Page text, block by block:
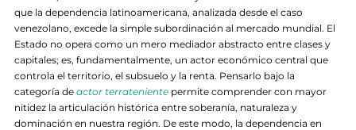
que la dependencia latinoamericana, analizada desde el caso
venezolano, excede la simple subordinación al mercado mundial. El
Estado no opera como un mero mediador abstracto entre clases y
capitales; es, fundamentalmente, un actor económico central que
controla el territorio, el subsuelo y la renta. Pensarlo bajo la
categoría de actor terrateniente permite comprender con mayor
nitidez la articulación histórica entre soberanía, naturaleza y
dominación en nuestra región. De este modo, la dependencia en